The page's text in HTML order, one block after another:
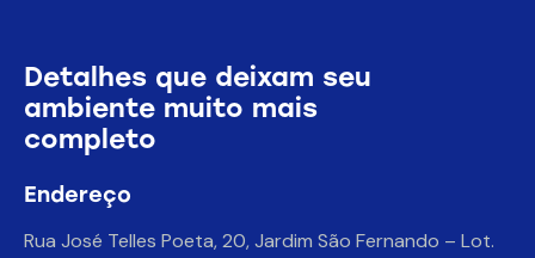
Detalhes que deixam seu
ambiente muito mais
completo
Endereço
Rua José Telles Poeta, 20, Jardim São Fernando – Lot.